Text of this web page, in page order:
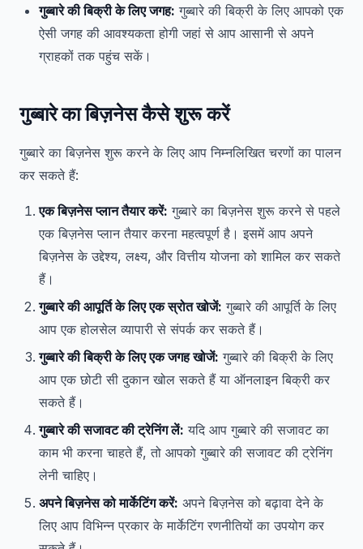
गुब्बारे की बिक्री के लिए जगह: गुब्बारे की बिक्री के लिए आपको एक
ऐसी जगह की आवश्यकता होगी जहां से आप आसानी से अपने
ग्राहकों तक पहुंच सकें।
गुब्बारे का बिज़नेस कैसे शुरू करें
गुब्बारे का बिज़नेस शुरू करने के लिए आप निम्नलिखित चरणों का पालन
कर सकते हैं:
एक बिज़नेस प्लान तैयार करें: गुब्बारे का बिज़नेस शुरू करने से पहले
एक बिज़नेस प्लान तैयार करना महत्वपूर्ण है। इसमें आप अपने
बिज़नेस के उद्देश्य, लक्ष्य, और वित्तीय योजना को शामिल कर सकते
हैं।
गुब्बारे की आपूर्ति के लिए एक स्रोत खोजें: गुब्बारे की आपूर्ति के लिए
आप एक होलसेल व्यापारी से संपर्क कर सकते हैं।
गुब्बारे की बिक्री के लिए एक जगह खोजें: गुब्बारे की बिक्री के लिए
आप एक छोटी सी दुकान खोल सकते हैं या ऑनलाइन बिक्री कर
सकते हैं।
गुब्बारे की सजावट की ट्रेनिंग लें: यदि आप गुब्बारे की सजावट का
काम भी करना चाहते हैं, तो आपको गुब्बारे की सजावट की ट्रेनिंग
लेनी चाहिए।
अपने बिज़नेस को मार्केटिंग करें: अपने बिज़नेस को बढ़ावा देने के
लिए आप विभिन्न प्रकार के मार्केटिंग रणनीतियों का उपयोग कर